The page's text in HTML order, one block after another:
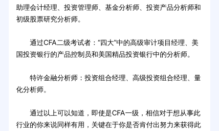
助理会计经理、投资管理师、基金分析师、投资产品分析师和
初级股票研究分析师。
通过CFA二级考试者：“四大”中的高级审计项目经理、美
国投资银行的产品控制员和美国精品投资银行中的分析师。
特许金融分析师：投资组合经理、高级投资组合经理、量
化分析师。
通过以上可以知道，即使是CFA一级，相信对于想从事此
行业的你来说同样有用，关键在于你是否肯付出努力来获得此